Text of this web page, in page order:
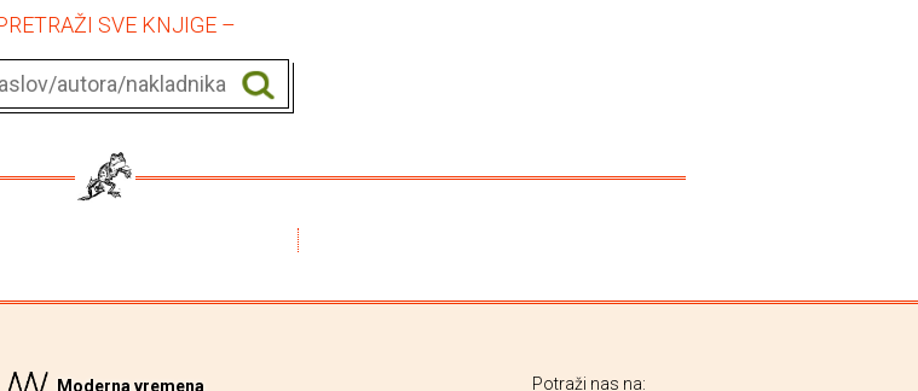
SVE KNJIGE –
Moderna vremena Potraži nas na: